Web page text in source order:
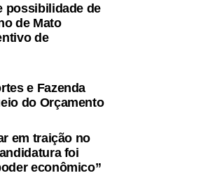
vencedoras de 2026
dos estados e do DF em 2026
autorizada mediante
possibilidade de
de Mato
de
e Fazenda
do Orçamento
em traição no
foi
econômico”